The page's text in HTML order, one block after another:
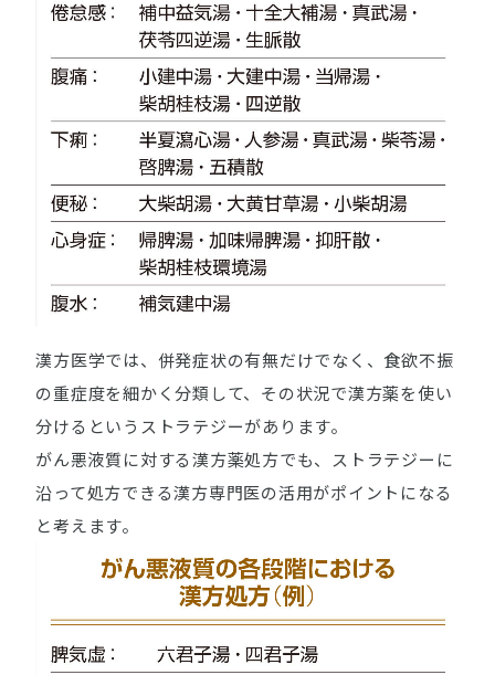
漢方医学では、併発症状の有無だけでなく、食欲不振
の重症度を細かく分類して、その状況で漢方薬を使い
分けるというストラテジーがあります。
がん悪液質に対する漢方薬処方でも、ストラテジーに
沿って処方できる漢方専門医の活用がポイントになる
と考えます。